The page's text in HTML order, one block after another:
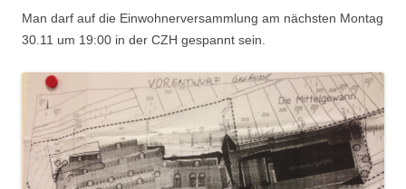
Man darf auf die Einwohnerversammlung am nächsten Montag
30.11 um 19:00 in der CZH gespannt sein.